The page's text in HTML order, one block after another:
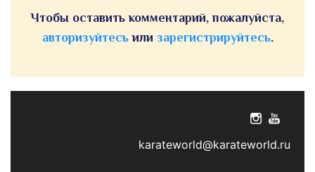
Чтобы оставить комментарий, пожалуйста,
авторизуйтесьили зарегистрируйтесь.
karateworld@karateworld.ru